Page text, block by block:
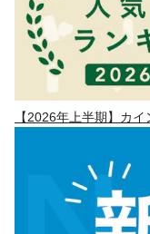
【2026年上半期】カ